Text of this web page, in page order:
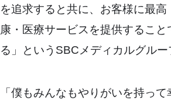
を追求すると共に、お客様に最
康・医療サービスを提供すること
る」というSBCメディカルグルー
「僕もみんなもやりがいを持っ